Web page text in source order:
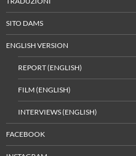
SITO DAMS
ENGLISH VERSION
REPORT (ENGLISH)
FILM (ENGLISH)
INTERVIEWS (ENGLISH)
FACEBOOK